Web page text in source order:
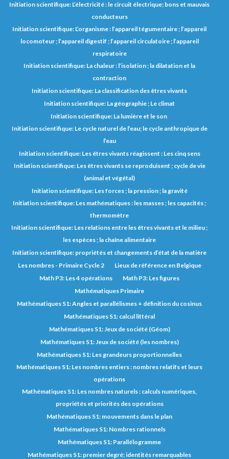
Initiation scientifique: L’électricité : le circuit électrique; bons et mauvais
conducteurs
Initiation scientifique: L’organisme : l’appareil tégumentaire ; l’appareil
locomoteur ; l’appareil digestif ; l’appareil circulatoire ; l’appareil
respiratoire
Initiation scientifique: La chaleur : l’isolation ; la dilatation et la
contraction
Initiation scientifique: La classification des êtres vivants
Initiation scientifique: La géographie ; Le climat
Initiation scientifique: La lumière et le son
Initiation scientifique: Le cycle naturel de l’eau; le cycle anthropique de
l’eau
Initiation scientifique: Les êtres vivants réagissent : Les cinq sens
Initiation scientifique: Les êtres vivants se reproduisent ; cycle de vie
(animal et végétal)
Initiation scientifique: Les forces ; la pression ; la gravité
Initiation scientifique: Les mathématiques : les masses ; les capacités ;
thermomètre
Initiation scientifique: Les relations entre les êtres vivants et le milieu ;
les espèces ; la chaîne alimentaire
Initiation scientifique: propriétés et changements d’état de la matière
Les nombres - Primaire Cycle 2
Lieux de référence en Belgique
Math P3: Les 4 opérations
Math P3: Les figures
Mathématiques Primaire
Mathématiques S1: Angles et parallélismes + définition du cosinus
Mathématiques S1: calcul littéral
Mathématiques S1: Jeux de société (Géom)
Mathématiques S1: Jeux de société (les nombres)
Mathématiques S1: Les grandeurs proportionnelles
Mathématiques S1: Les nombres entiers : nombres relatifs et leurs
opérations
Mathématiques S1: Les nombres naturels : calculs numériques,
propriétés et priorités des opérations
Mathématiques S1: mouvements dans le plan
Mathématiques S1: Nombres rationnels
Mathématiques S1: Parallélogramme
Mathématiques S1: premier degré; identités remarquables